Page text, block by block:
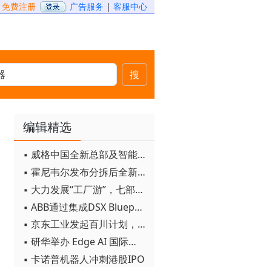
免费注册 广告服务 | 客服中心
搜
编辑精选
▪ 威格中国全新总部及智能工厂启用
▪ 霍尼韦尔发布分拆后全新品牌：霍尼韦尔科技与霍尼韦尔航空航天
▪ 大力发展“工厂游”，七部门联合发文！
▪ ABB通过集成DSX Blueprint AI基础设施，扩大与英伟达的合作
▪ 京东工业发起百川计划， 构建工业大模型新生态
▪ 研华举办 Edge AI 国际论坛
▪ 卡诺普机器人冲刺港股IPO